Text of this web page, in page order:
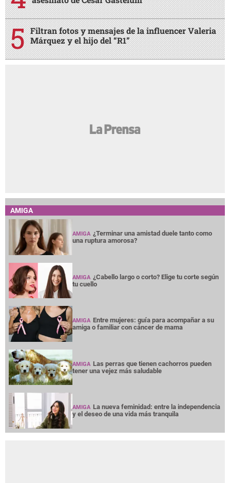
Filtran fotos y mensajes de la influencer Valeria
Márquez y el hijo del “R1”
AMIGA
AMIGA ¿Terminar una amistad duele tanto como
una ruptura amorosa?
AMIGA ¿Cabello largo o corto? Elige tu corte según
tu cuello
AMIGA Entre mujeres: guía para acompañar a su
amiga o familiar con cáncer de mama
AMIGA Las perras que tienen cachorros pueden
tener una vejez más saludable
AMIGA La nueva feminidad: entre la independencia
y el deseo de una vida más tranquila